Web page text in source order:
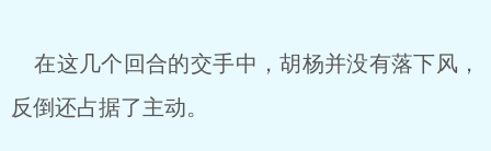
在这几个回合的交手中，胡杨并没有落下风，
反倒还占据了主动。